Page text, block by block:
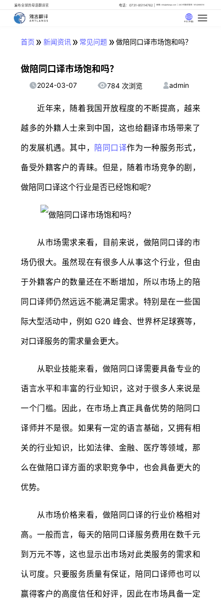
遍布全球的母语翻译官 电话：0731-85114762 邮箱: info@artlangs.com 24小时翻译管家: 18142666316
中文 (中国)
首页 » 新闻资讯» 常见问题 » 做陪同口译市场饱和吗？
做陪同口译市场饱和吗？
2024-03-07 784 次浏览 admin
近年来，随着我国开放程度的不断提高，越来
越多的外籍人士来到中国，这也给翻译市场带来了
的发展机遇。其中， 陪同口译作为一种服务形式，
备受外籍客户的青睐。但是，随着市场竞争的剧，
做陪同口译这个行业是否已经饱和呢?
从市场需求来看，目前来说，做陪同口译的市
场仍很大。虽然现在有很多人从事这个行业，但由
于外籍客户的数量还在不断增加，所以市场上的陪
同口译师仍然远远不能满足需求。特别是在一些国
际大型活动中，例如 G20 峰会、世界杯足球赛等，
对口译服务的需求量会更大。
从职业技能来看，做陪同口译需要具备专业的
语言水平和丰富的行业知识，这对于很多人来说是
一个门槛。因此，在市场上真正具备优势的陪同口
译师并不是很。如果有一定的语言基础，又拥有相
关的行业知识，比如法律、金融、医疗等领域，那
么在做陪口译方面的求职竞争中，也会具备更大的
优势。
从市场价格来看，做陪同口译的行业价格相对
高。一般而言，每天的陪同口译服务费用在数千元
到万元不等，这也显示出市场对此类服务的需求和
认可度。只要服务质量有保证，陪同口译师也可以
赢得客户的高度信任和好评，因此在市场具备一定